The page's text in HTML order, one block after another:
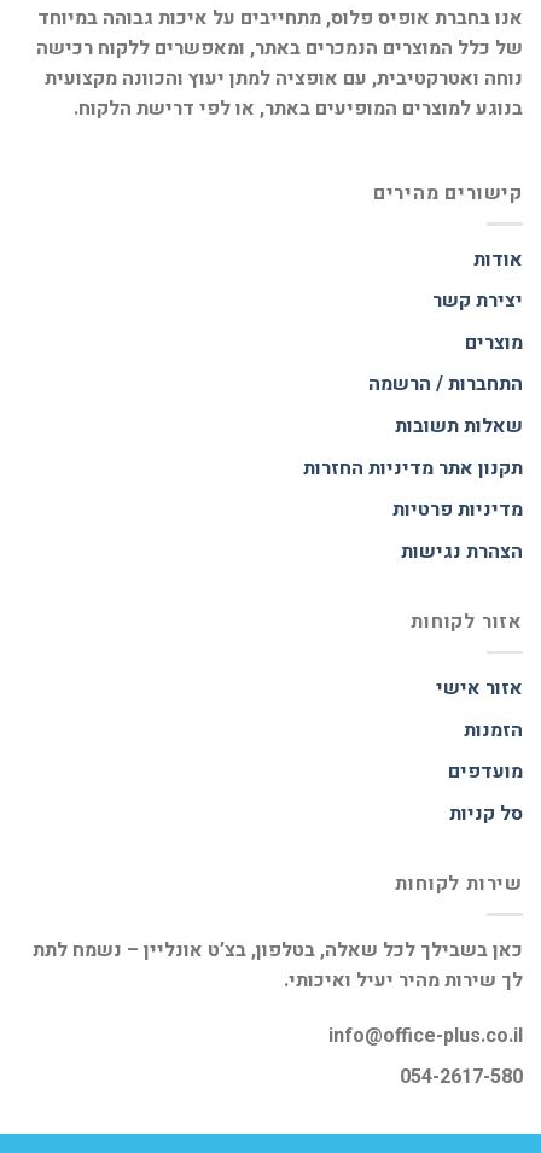
אנו בחברת אופיס פלוס, מתחייבים על איכות גבוהה במיוחד
של כלל המוצרים הנמכרים באתר, ומאפשרים ללקוח רכישה
נוחה ואטרקטיבית, עם אופציה למתן יעוץ והכוונה מקצועית
בנוגע למוצרים המופיעים באתר, או לפי דרישת הלקוח.
קישורים מהירים
אודות
יצירת קשר
מוצרים
התחברות / הרשמה
שאלות תשובות
תקנון אתרמדיניות החזרות
מדיניות פרטיות
הצהרת נגישות
אזור לקוחות
אזור אישי
הזמנות
מועדפים
סל קניות
שירות לקוחות
כאן בשבילך לכל שאלה, בטלפון, בצ’ט אונליין – נשמח לתת
לך שירות מהיר יעיל ואיכותי.
info@office-plus.co.il
054-2617-580